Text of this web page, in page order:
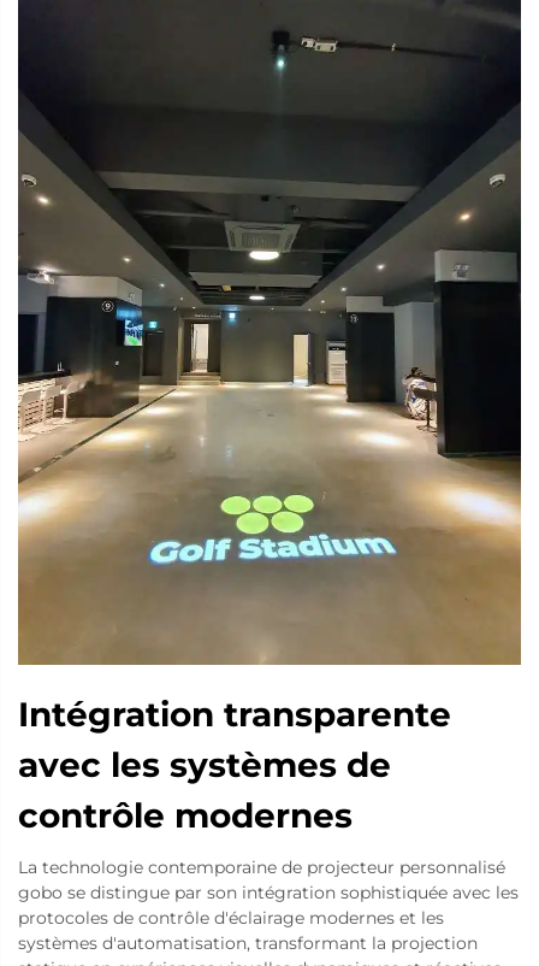
Intégration transparente
avec les systèmes de
contrôle modernes
La technologie contemporaine de projecteur personnalisé
gobo se distingue par son intégration sophistiquée avec les
protocoles de contrôle d'éclairage modernes et les
systèmes d'automatisation, transformant la projection